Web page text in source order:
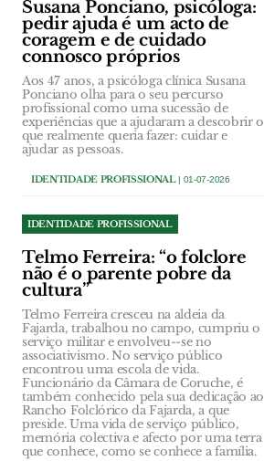
Susana Ponciano, psicóloga:
pedir ajuda é um acto de
coragem e de cuidado
connosco próprios
Aos 47 anos, a psicóloga clínica Susana
Ponciano olha para o seu percurso
profissional como uma sucessão de
experiências que a ajudaram a descobrir o
que realmente queria fazer: cuidar e
ajudar as pessoas.
IDENTIDADE PROFISSIONAL| 01-07-2026
IDENTIDADE PROFISSIONAL
Telmo Ferreira: “o folclore
não é o parente pobre da
cultura”
Telmo Ferreira cresceu na aldeia da
Fajarda, trabalhou no campo, cumpriu o
serviço militar e envolveu--se no
associativismo. No serviço público
encontrou uma escola de vida.
Funcionário da Câmara de Coruche, é
também conhecido pela sua dedicação ao
Rancho Folclórico da Fajarda, a que
preside. Uma vida de serviço público,
memória colectiva e afecto por uma terra
que conhece, como se conhece a família.